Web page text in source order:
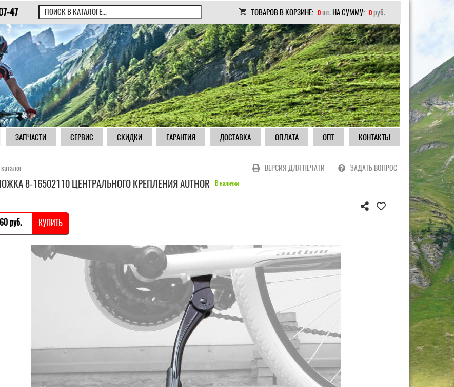
47 ТОВАРОВ В КОРЗИНЕ: 0 шт. НА СУММУ: 0 руб.
ЗАПЧАСТИ СЕРВИС СКИДКИ ГАРАНТИЯ ДОСТАВКА ОПЛАТА ОПТ КОНТАКТЫ
ВЕРСИЯ ДЛЯ ПЕЧАТИ ЗАДАТЬ ВОПРОС
8-16502110 ЦЕНТРАЛЬНОГО КРЕПЛЕНИЯ AUTHOR В наличии
pуб. КУПИТЬ